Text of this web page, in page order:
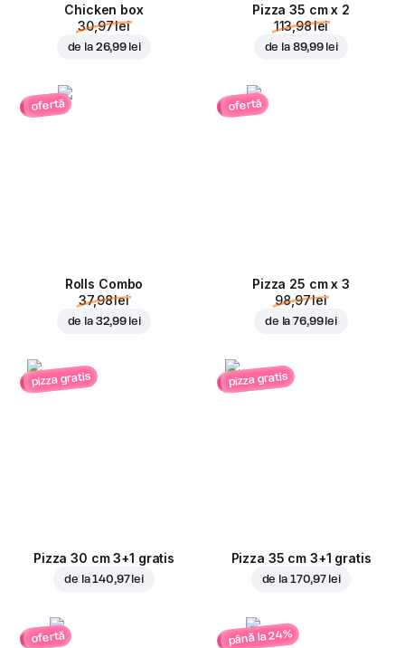
Chicken box
30,97 lei
de la 26,99 lei
Pizza 35 cm x 2
113,98 lei
de la 89,99 lei
ofertă
Rolls Combo
37,98 lei
de la 32,99 lei
ofertă
Pizza 25 cm x 3
98,97 lei
de la76,99 lei
pizza gratis
Pizza 30 cm 3+1 gratis
de la140,97 lei
pizza gratis
Pizza 35 cm 3+1 gratis
de la 170,97 lei
ofertă până la 24%